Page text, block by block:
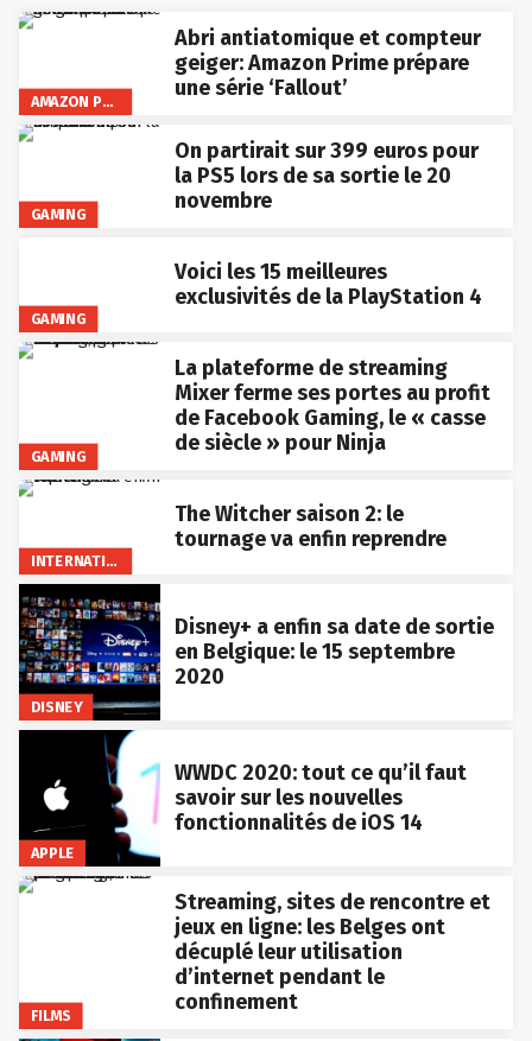
AMAZON PRIME VIDEO
Abri antiatomique et compteur
geiger: Amazon Prime prépare
une série ‘Fallout’
GAMING
On partirait sur 399 euros pour
la PS5 lors de sa sortie le 20
novembre
GAMING
Voici les 15 meilleures
exclusivités de la PlayStation 4
GAMING
La plateforme de streaming
Mixer ferme ses portes au profit
de Facebook Gaming, le « casse
de siècle » pour Ninja
INTERNATIONAL
The Witcher saison 2: le
tournage va enfin reprendre
DISNEY
Disney+ a enfin sa date de sortie
en Belgique: le 15 septembre
2020
APPLE
WWDC 2020: tout ce qu’il faut
savoir sur les nouvelles
fonctionnalités de iOS 14
FILMS
Streaming, sites de rencontre et
jeux en ligne: les Belges ont
décuplé leur utilisation
d’internet pendant le
confinement